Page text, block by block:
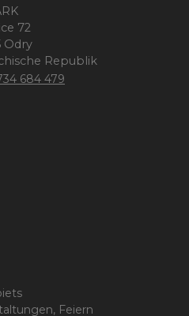
72
Odry
Republik
684 479
Feiern